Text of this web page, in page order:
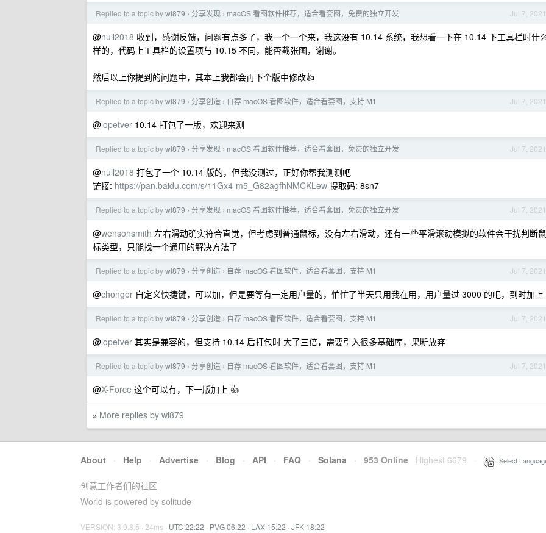
Jul 7, 2021
Replied to a topic bywl879 › 分享发现 › macOS 看图软件推荐，适合看套图，免费的独立开发
@null2018 收到，感谢反馈，问题有点多了，我一个一个来，我这没有 10.14 系统，我想看一下在 10.14 下工具栏时什
样的，代码上工具栏的设置项与 10.15 不同，能否截张图，谢谢。
然后以上你提到的问题中，其本上我都会再下个版中修改👍
Jul 7, 2021
Replied to a topic bywl879 › 分享创造 › 自荐 macOS 看图软件，适合看套图，支持 M1
@lopetver 10.14 打包了一版，欢迎来测
Jul 7, 2021
Replied to a topic bywl879 › 分享发现 › macOS 看图软件推荐，适合看套图，免费的独立开发
@null2018 打包了一个 10.14 版的，但我没测过，正好你帮我测测吧
链接: https://pan.baidu.com/s/11Gx4-m5_G82agfhNMCKLew 提取码: 8sn7
Jul 7, 2021
Replied to a topic bywl879 › 分享发现 › macOS 看图软件推荐，适合看套图，免费的独立开发
@wensonsmith 左右滑动确实符合直觉，但考虑到普通鼠标，没有左右滑动，还有一些平滑滚动模拟的软件会干扰判断鼠
标类型，只能找一个通用的解决方法了
Jul 7, 2021
Replied to a topic bywl879 › 分享创造 › 自荐 macOS 看图软件，适合看套图，支持 M1
@chonger 自定义快捷键，可以加，但是要等有一定用户量的，怕忙了半天只用我在用，用户量过 3000 的吧，到时加上
Jul 7, 2021
Replied to a topic bywl879 › 分享创造 › 自荐 macOS 看图软件，适合看套图，支持 M1
@lopetver 其实是兼容的，但支持 10.14 后打包时 大了三倍，需要引入很多基础库，果断放弃
Jul 7, 2021
Replied to a topic bywl879 › 分享创造 › 自荐 macOS 看图软件，适合看套图，支持 M1
@X-Force 这个可以有，下一版加上 👍
» More replies by wl879
About · Help · Advertise · Blog · API · FAQ · Solana · 953 Online Highest 6679 Select
创意工作者们的社区
World is powered by solitude
VERSION: 3.9.8.5 · 24ms · UTC 22:22 · PVG 06:22 · LAX 15:22 · JFK 18:22